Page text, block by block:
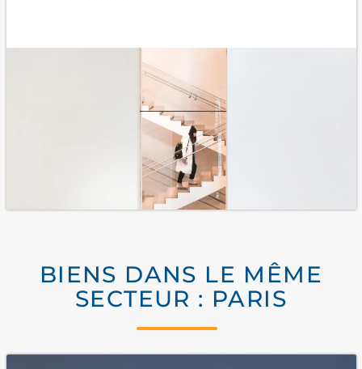
BIENS DANS LE MÊME
SECTEUR : PARIS